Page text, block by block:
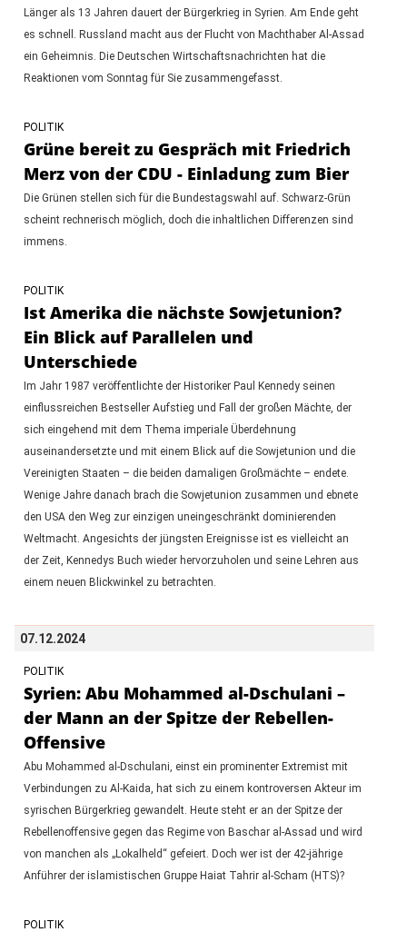
Länger als 13 Jahren dauert der Bürgerkrieg in Syrien. Am Ende geht
es schnell. Russland macht aus der Flucht von Machthaber Al-Assad
ein Geheimnis. Die Deutschen Wirtschaftsnachrichten hat die
Reaktionen vom Sonntag für Sie zusammengefasst.
POLITIK
Grüne bereit zu Gespräch mit Friedrich
Merz von der CDU - Einladung zum Bier
Die Grünen stellen sich für die Bundestagswahl auf. Schwarz-Grün
scheint rechnerisch möglich, doch die inhaltlichen Differenzen sind
immens.
POLITIK
Ist Amerika die nächste Sowjetunion?
Ein Blick auf Parallelen und
Unterschiede
Im Jahr 1987 veröffentlichte der Historiker Paul Kennedy seinen
einflussreichen Bestseller Aufstieg und Fall der großen Mächte, der
sich eingehend mit dem Thema imperiale Überdehnung
auseinandersetzte und mit einem Blick auf die Sowjetunion und die
Vereinigten Staaten – die beiden damaligen Großmächte – endete.
Wenige Jahre danach brach die Sowjetunion zusammen und ebnete
den USA den Weg zur einzigen uneingeschränkt dominierenden
Weltmacht. Angesichts der jüngsten Ereignisse ist es vielleicht an
der Zeit, Kennedys Buch wieder hervorzuholen und seine Lehren aus
einem neuen Blickwinkel zu betrachten.
07.12.2024
POLITIK
Syrien: Abu Mohammed al-Dschulani –
der Mann an der Spitze der Rebellen-
Offensive
Abu Mohammed al-Dschulani, einst ein prominenter Extremist mit
Verbindungen zu Al-Kaida, hat sich zu einem kontroversen Akteur im
syrischen Bürgerkrieg gewandelt. Heute steht er an der Spitze der
Rebellenoffensive gegen das Regime von Baschar al-Assad und wird
von manchen als „Lokalheld“ gefeiert. Doch wer ist der 42-jährige
Anführer der islamistischen Gruppe Haiat Tahrir al-Scham (HTS)?
POLITIK